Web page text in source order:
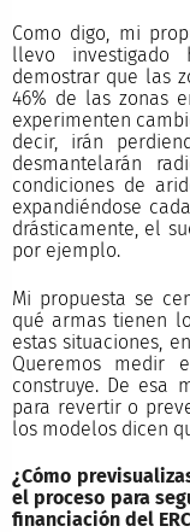
Como digo, mi
llevo investigado
demostrar que las
46% de las zonas
experimenten
decir, irán
desmantelarán
condiciones de
expandiéndose
drásticamente, el
por ejemplo.
Mi propuesta se
qué armas tienen
estas situaciones,
Queremos medir
construye. De esa
para revertir o
los modelos dicen
¿Cómo
el proceso para
financiación del